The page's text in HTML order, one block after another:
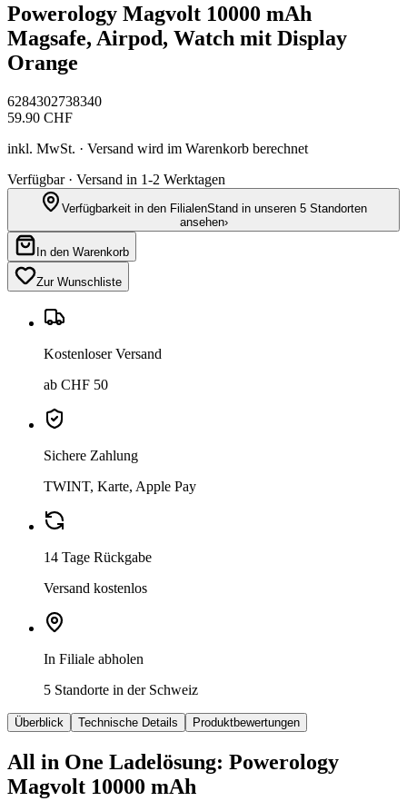
Powerology Magvolt 10000 mAh
Magsafe, Airpod, Watch mit Display
Orange
6284302738340
59.90 CHF
inkl. MwSt. · Versand wird im Warenkorb berechnet
Verfügbar · Versand in 1-2 Werktagen
Verfügbarkeit in den FilialenStand in unseren 5 Standorten
ansehen›
In den Warenkorb
Zur Wunschliste
Kostenloser Versand
ab CHF 50
Sichere Zahlung
TWINT, Karte, Apple Pay
14 Tage Rückgabe
Versand kostenlos
In Filiale abholen
5 Standorte in der Schweiz
Überblick Technische Details Produktbewertungen
All in One Ladelösung: Powerology
Magvolt 10000 mAh